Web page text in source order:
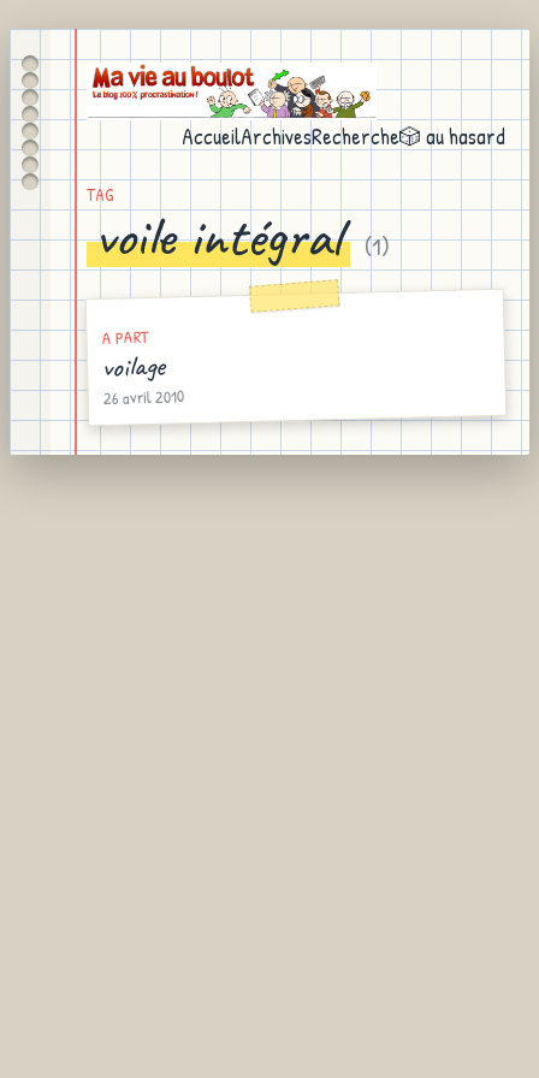
AccueilArchivesRecherche🎲 au hasard
TAG
voile intégral (1)
A PART
voilage
26 avril 2010